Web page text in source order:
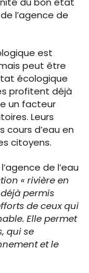
l’agence de
est
peut être
écologique
profitent déjà
un facteur
Leurs
d’eau en
citoyens.
de l’eau
« rivière en
permis
de ceux qui
Elle permet
qui se
et le